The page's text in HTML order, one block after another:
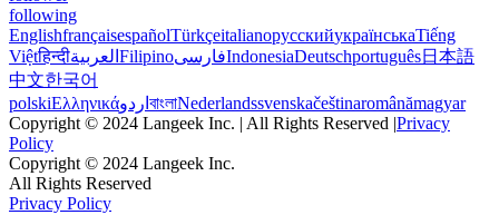
following
EnglishfrançaisespañolTürkçeitalianoрусскийукраїнськаTiếng
Việtहिन्दीالعربية FilipinoفارسیIndonesiaDeutschportuguês日本語
中文한국어
polskiΕλληνικάاردو বাংলাNederlandssvenskačeštinaromânămagyar
Copyright © 2024 Langeek Inc. | All Rights Reserved |Privacy
Policy
Copyright © 2024 Langeek Inc.
All Rights Reserved
Privacy Policy